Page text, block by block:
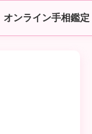
オンライン手相鑑定